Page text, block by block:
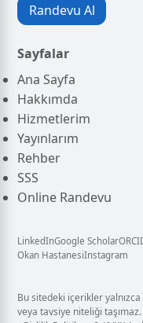
Randevu Al
Sayfalar
Ana Sayfa
Hakkımda
Hizmetlerim
Yayınlarım
Rehber
SSS
Online Randevu
LinkedInGoogle Scholar
Okan HastanesiInstagram
Bu sitedeki içerikler
veya tavsiye niteliği taşımaz.